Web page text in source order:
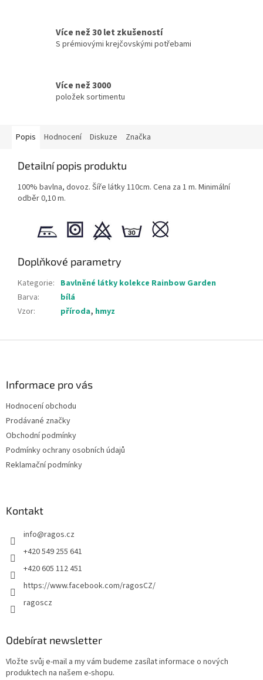
Více než 30 let zkušeností
S prémiovými krejčovskými potřebami
Více než 3000
položek sortimentu
Popis Hodnocení Diskuze Značka
Detailní popis produktu
100% bavlna, dovoz. Šíře látky 110cm. Cena za 1 m. Minimální
odběr 0,10 m.
Doplňkové parametry
Kategorie: Bavlněné látky kolekce Rainbow Garden
Barva:
bílá
Vzor: příroda, hmyz
Informace pro vás
Hodnocení obchodu
Prodávané značky
Obchodní podmínky
Podmínky ochrany osobních údajů
Reklamační podmínky
Kontakt
info@ragos.cz
+420 549 255 641
+420 605 112 451
https://www.facebook.com/ragosCZ/
ragoscz
Odebírat newsletter
Vložte svůj e-mail a my vám budeme zasílat informace o nových
produktech na našem e-shopu.